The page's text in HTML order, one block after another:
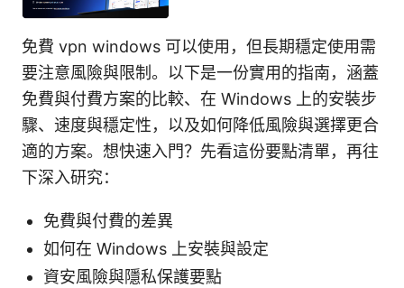
免費 vpn windows 可以使用，但長期穩定使用需
要注意風險與限制。以下是一份實用的指南，涵蓋
免費與付費方案的比較、在 Windows 上的安裝步
驟、速度與穩定性，以及如何降低風險與選擇更合
適的方案。想快速入門？先看這份要點清單，再往
下深入研究：
免費與付費的差異
如何在 Windows 上安裝與設定
資安風險與隱私保護要點